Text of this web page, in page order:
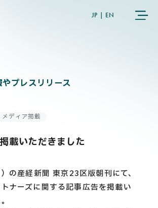
JP EN
VOICE
プレスリリース
メディア掲載
載いただきました
の産経新聞 東京23区版朝刊にて、
ナーズに関する記事広告を掲載い